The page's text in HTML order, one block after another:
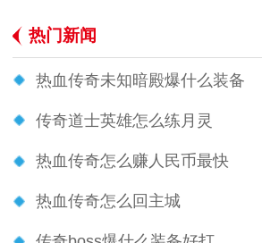
热门新闻
热血传奇未知暗殿爆什么装备
传奇道士英雄怎么练月灵
热血传奇怎么赚人民币最快
热血传奇怎么回主城